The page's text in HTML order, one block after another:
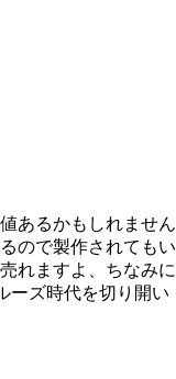
あるかもしれません
ので製作されてもい
れますよ、ちなみに
ーズ時代を切り開い